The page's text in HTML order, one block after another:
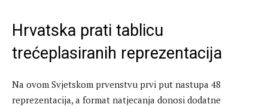
Hrvatska prati tablicu
trećeplasiranih reprezentacija
Na ovom Svjetskom prvenstvu prvi put nastupa 48
reprezentacija, a format natjecanja donosi dodatne